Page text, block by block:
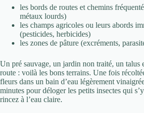
les bords de routes et chemins
métaux lourds)
les champs agricoles ou leurs abords
(pesticides, herbicides)
les zones de pâture (excréments,
Un pré sauvage, un jardin non traité, un talus
route : voilà les bons terrains. Une fois
fleurs dans un bain d’eau légèrement
minutes pour déloger les petits insectes qui
rincez à l’eau claire.